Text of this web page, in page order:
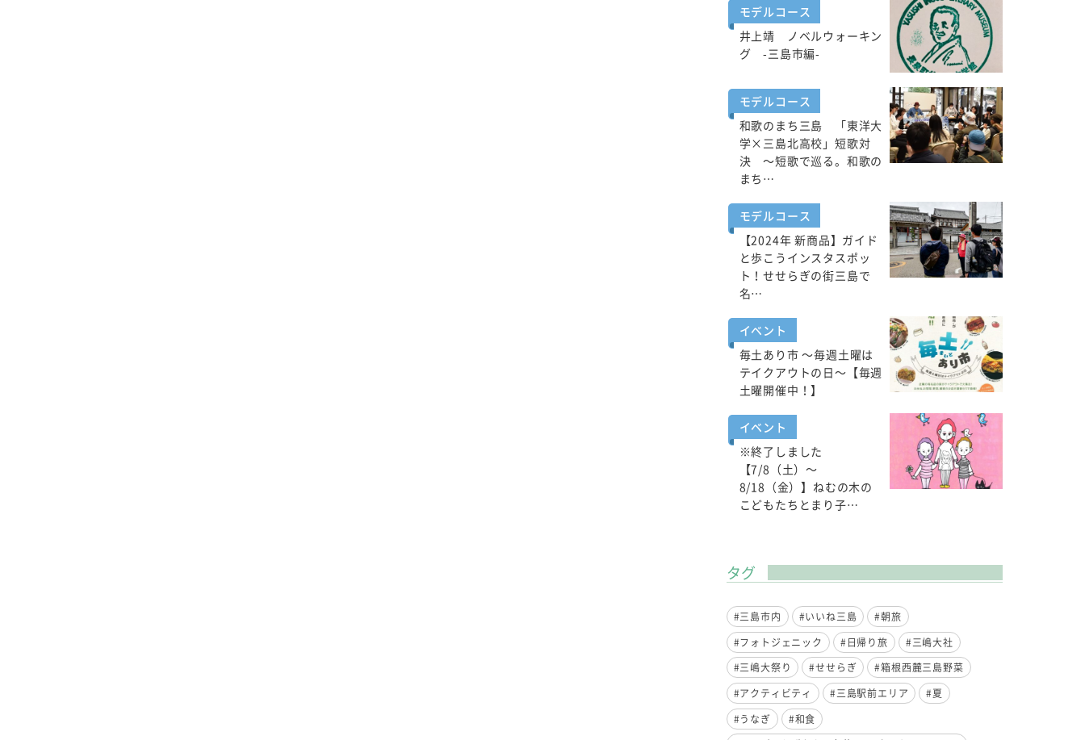
モデルコース
井上靖 ノベルウォーキン
グ -三島市編-
モデルコース
和歌のまち三島 「東洋大
学×三島北高校」短歌対
決 ～短歌で巡る。和歌の
まち…
モデルコース
【2024年 新商品】ガイド
と歩こうインスタスポッ
ト！せせらぎの街三島で
名…
イベント
毎土あり市 ～毎週土曜は
テイクアウトの日～【毎週
土曜開催中！】
イベント
※終了しました
【7/8（土）～
8/18（金）】ねむの木の
こどもたちとまり子…
タグ
#三島市内 #いいね三島
#朝旅
#フォトジェニック
#日帰り旅
#三嶋大社
#三嶋大祭り
#せせらぎ
#箱根西麓三島野菜
#アクティビティ
#三島駅前エリア
#夏
#うなぎ
#和食